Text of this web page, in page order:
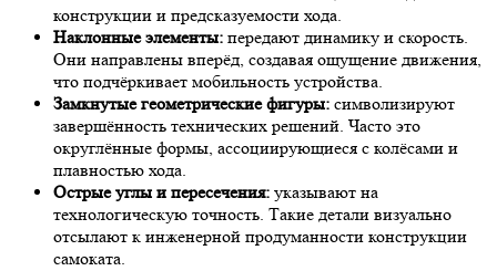
конструкции и предсказуемости хода.
Наклонные элементы: передают динамику и скорость.
Они направлены вперёд, создавая ощущение движения,
что подчёркивает мобильность устройства.
Замкнутые геометрические фигуры: символизируют
завершённость технических решений. Часто это
округлённые формы, ассоциирующиеся с колёсами и
плавностью хода.
Острые углы и пересечения: указывают на
технологическую точность. Такие детали визуально
отсылают к инженерной продуманности конструкции
самоката.